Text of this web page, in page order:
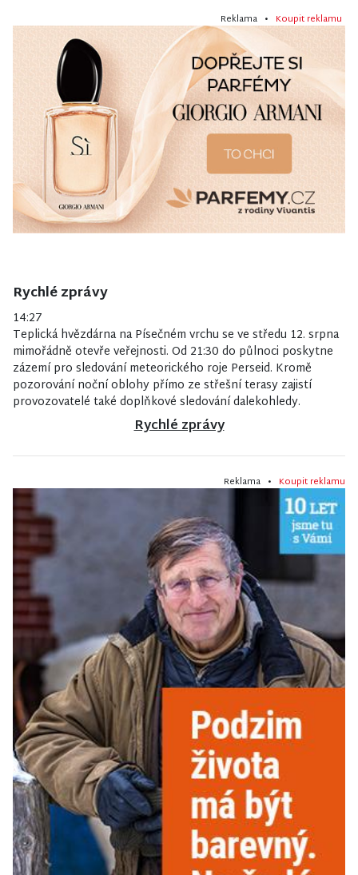
Reklama • Koupit reklamu
Rychlé zprávy
14:27
Teplická hvězdárna na Písečném vrchu se ve středu 12. srpna
mimořádně otevře veřejnosti. Od 21:30 do půlnoci poskytne
zázemí pro sledování meteorického roje Perseid. Kromě
pozorování noční oblohy přímo ze střešní terasy zajistí
provozovatelé také doplňkové sledování dalekohledy.
Rychlé zprávy
Reklama • Koupit reklamu